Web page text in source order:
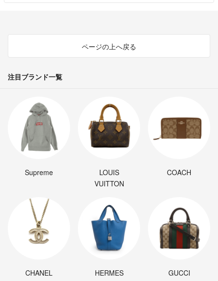
ページの上へ戻る
注目ブランド一覧
Supreme
LOUIS
VUITTON
COACH
CHANEL HERMES GUCCI